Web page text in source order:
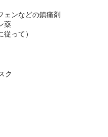
ェンなどの鎮痛剤
薬
って）
ク